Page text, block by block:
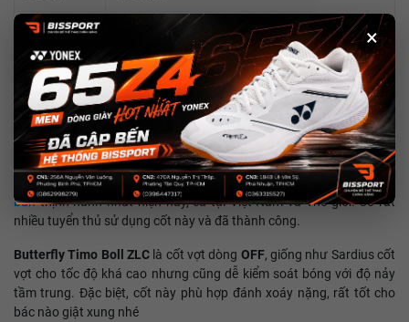
×
Bảng vợt
Trọng lượng : ± 85gr
Cốtvợt bóng bàn Timo Boll ZLClà một trong những
cốt vợt bóng
bànthịnh hành nhất hiện nay, cả tại Việt Nam và Thế giới. Có rất
nhiều tuyển thủ sử dụng cốt này và đã thành công.
Butterfly Timo Boll ZLC là cốt vợt dòng OFF, giống như Sardius cốt
vợt cho tốc độ khá cao nhưng cũng dễ kiểm soát bóng với độ nảy
tầm trung. Đặc biệt, cốt này phù hợp đánh xoáy nặng, rất tốt cho
bác nào giật xung nhé